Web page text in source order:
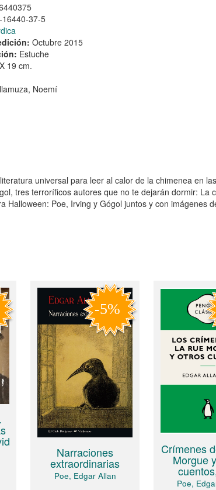
37-5
Octubre 2015
Estuche
19 cm.
Noemí
universal para leer al calor de la chimenea en
tres terroríficos autores que no te dejarán dormir: La
Halloween: Poe, Irving y Gógol juntos y con imágenes
Narraciones
extraordinarias
Poe, Edgar Allan
Crímenes
Morgue
Poe,